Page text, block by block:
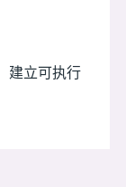
建立可执行